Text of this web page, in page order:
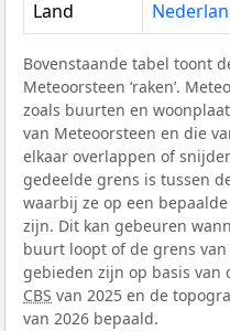
Land
Bovenstaande tabel toont
Meteoorsteen ‘raken’.
zoals buurten en
van Meteoorsteen en die
elkaar overlappen of
gedeelde grens is tussen
waarbij ze op een
zijn. Dit kan gebeuren
buurt loopt of de grens
gebieden zijn op basis
CBS van 2025 en de
van 2026 bepaald.